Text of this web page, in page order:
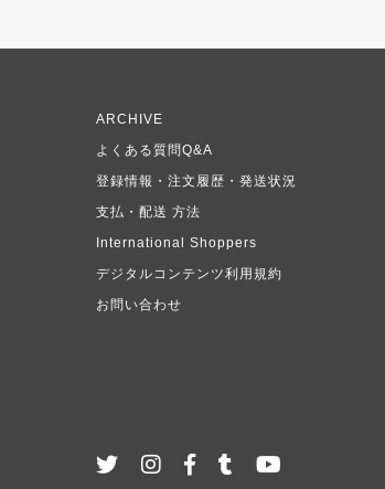
ARCHIVE
よくある質問Q&A
登録情報・注文履歴・発送状況
支払・配送 方法
International Shoppers
デジタルコンテンツ利用規約
お問い合わせ